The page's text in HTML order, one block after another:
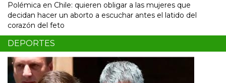
Polémica en Chile: quieren obligar a las mujeres que
decidan hacer un aborto a escuchar antes el latido del
corazón del feto
DEPORTES